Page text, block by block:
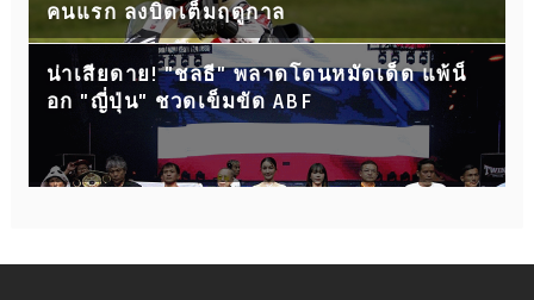
คนแรก ลงบิดเต็มฤดูกาล
น่าเสียดาย! "ชลธี" พลาดโดนหมัดเด็ด แพ้น็
อก "ญี่ปุ่น" ชวดเข็มขัด ABF